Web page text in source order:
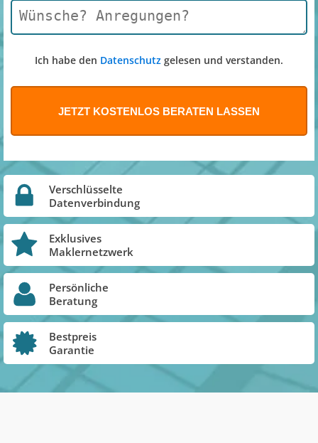
Ich habe den Datenschutz gelesen und verstanden.
Verschlüsselte
Datenverbindung
Exklusives
Maklernetzwerk
Persönliche
Beratung
Bestpreis
Garantie